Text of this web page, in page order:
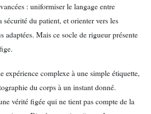
: uniformiser le langage entre
sécurité du patient, et orienter vers les
adaptées. Mais ce socle de rigueur présente
expérience complexe à une simple étiquette,
du corps à un instant donné.
vérité figée qui ne tient pas compte de la